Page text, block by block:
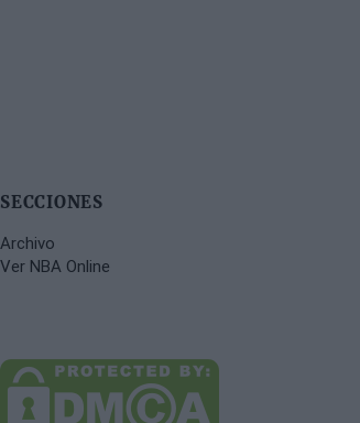
SECCIONES
Archivo
Ver NBA Online